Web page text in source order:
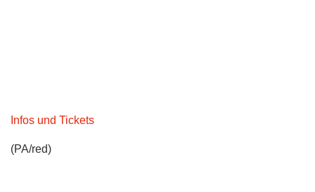
Infos und Tickets
(PA/red)